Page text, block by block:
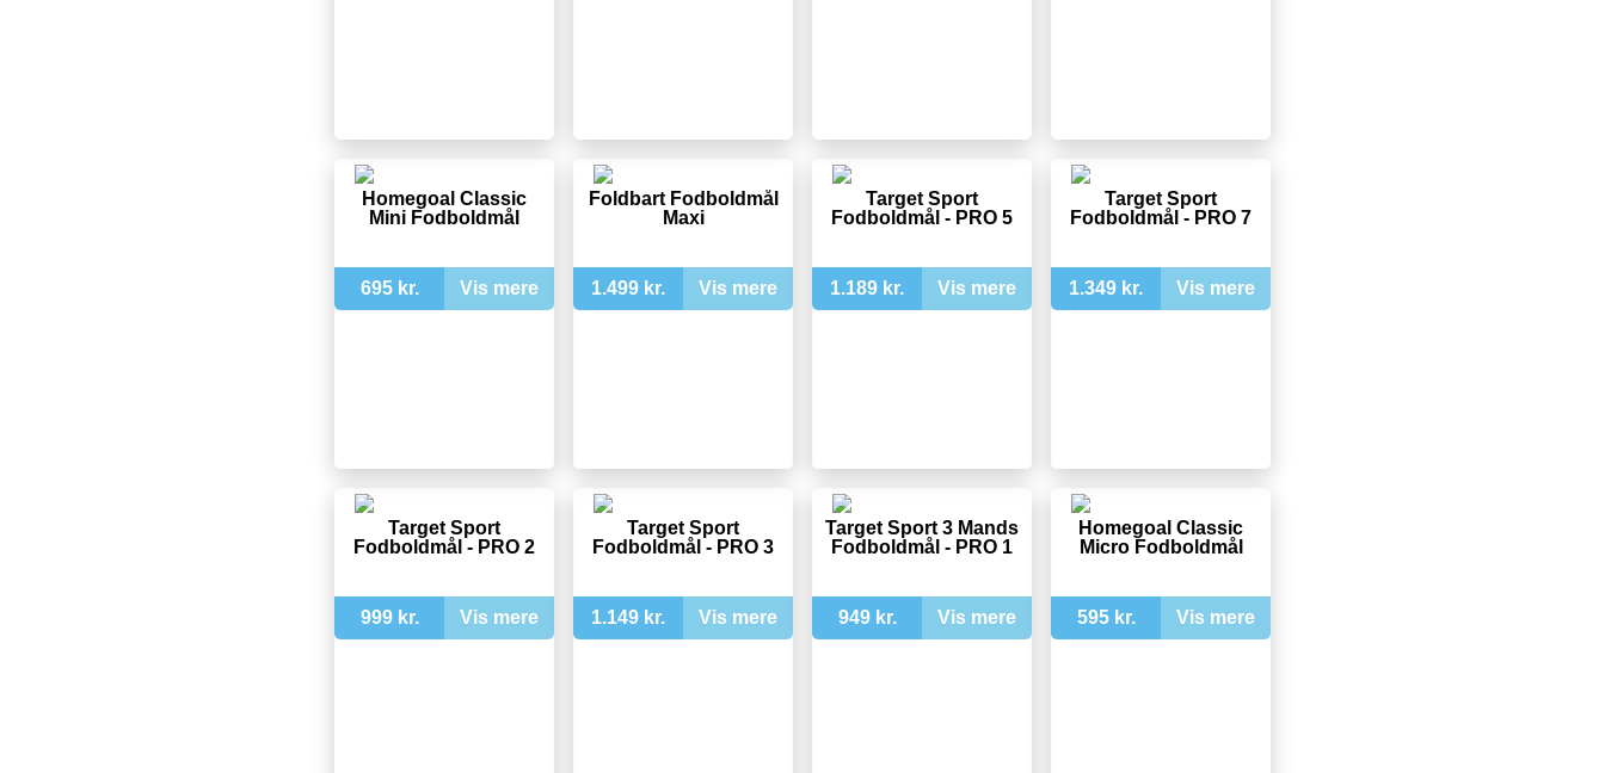
Homegoal Classic
Mini Fodboldmål
695 kr. Vis mere
Foldbart Fodboldmål
Maxi
1.499 kr. Vis mere
Target Sport
Fodboldmål - PRO 5
1.189 kr. Vis mere
Target Sport
Fodboldmål - PRO 7
1.349 kr. Vis mere
Target Sport
Fodboldmål - PRO 2
999 kr. Vis mere
Target Sport
Fodboldmål - PRO 3
1.149 kr. Vis mere
Target Sport 3 Mands
Fodboldmål - PRO 1
949 kr. Vis mere
Homegoal Classic
Micro Fodboldmål
595 kr. Vis mere